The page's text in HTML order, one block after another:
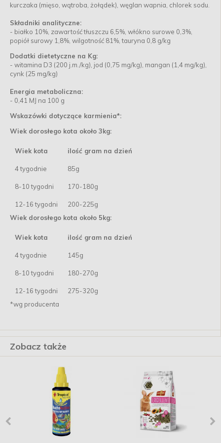
kurczaka (mięso, wątroba, żołądek), węglan wapnia, chlorek sodu.
Składniki analityczne:
- białko 10%, zawartość tłuszczu 6,5%, włókno surowe 0,3%,
popiół surowy 1,8%, wilgotność 81%, tauryna 0,8 g/kg
Dodatki dietetyczne na Kg:
- witamina D3 (200 j.m./kg), jod (0,75 mg/kg), mangan (1,4 mg/kg),
cynk (25 mg/kg)
Energia metaboliczna:
- 0,41 MJ na 100 g
Wskazówki dotyczące karmienia*:
Wiek dorosłego kota około 3kg:
Wiek kota ilość gram na dzień
4 tygodnie 85g
8-10 tygodni 170-180g
12-16 tygodni
200-225g
Wiek dorosłego kota około 5kg:
Wiek kota ilość gram na dzień
4 tygodnie 145g
8-10 tygodni 180-270g
12-16 tygodni
275-320g
*wg producenta
Zobacz także